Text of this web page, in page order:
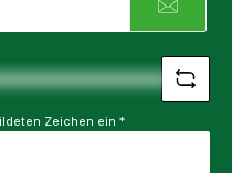
Zeichen ein *